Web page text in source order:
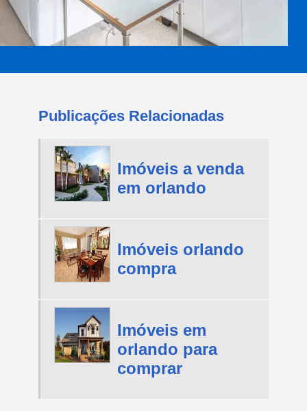
Publicações Relacionadas
Imóveis a venda
em orlando
Imóveis orlando
compra
Imóveis em
orlando para
comprar